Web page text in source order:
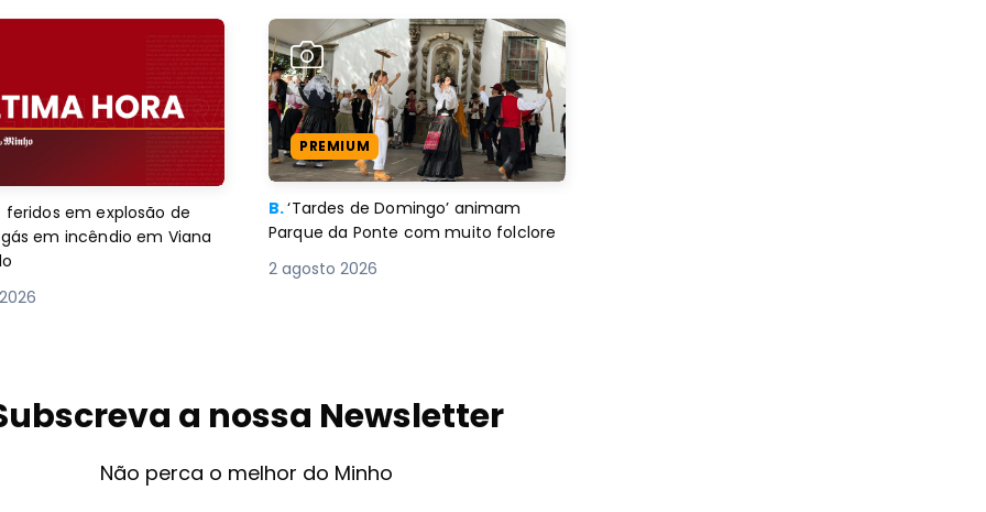
feridos em explosão de
em incêndio em Viana
PREMIUM
B.‘Tardes de Domingo’ animam
Parque da Ponte com muito folclore
2 agosto 2026
a nossa Newsletter
Não perca o melhor do Minho